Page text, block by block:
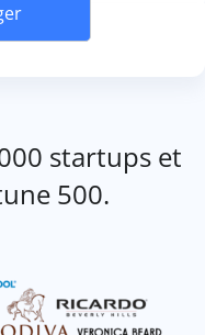
startups et
500.